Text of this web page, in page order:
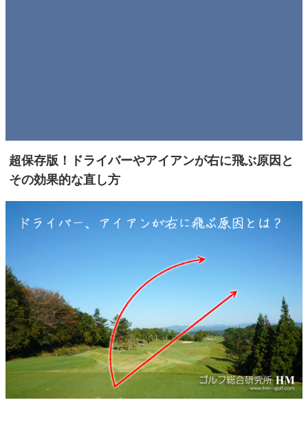
超保存版！ドライバーやアイアンが右に飛ぶ原因と
その効果的な直し方